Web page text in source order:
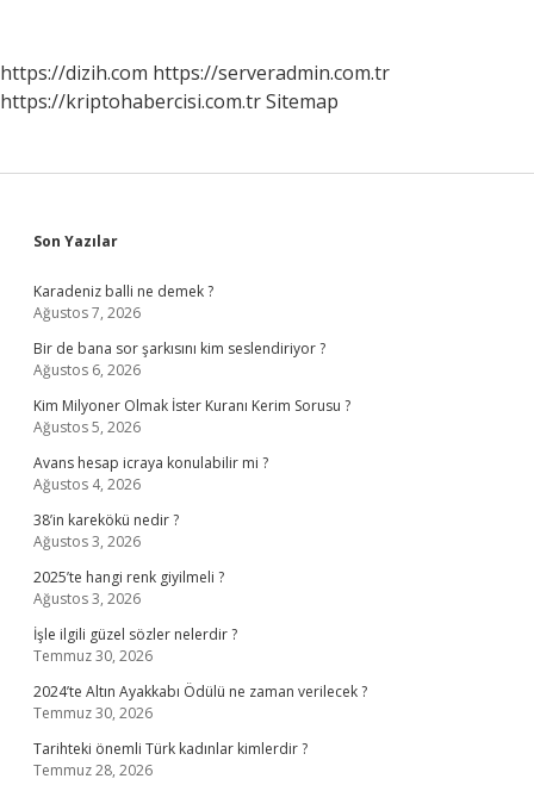
https://dizih.com https://serveradmin.com.tr
https://kriptohabercisi.com.trSitemap
Sidebar
Son Yazılar
Karadeniz balli ne demek ?
Ağustos 7, 2026
Bir de bana sor şarkısını kim seslendiriyor ?
Ağustos 6, 2026
Kim Milyoner Olmak İster Kuranı Kerim Sorusu ?
Ağustos 5, 2026
Avans hesap icraya konulabilir mi ?
Ağustos 4, 2026
38’in karekökü nedir ?
Ağustos 3, 2026
2025’te hangi renk giyilmeli ?
Ağustos 3, 2026
İşle ilgili güzel sözler nelerdir ?
Temmuz 30, 2026
2024’te Altın Ayakkabı Ödülü ne zaman verilecek ?
Temmuz 30, 2026
Tarihteki önemli Türk kadınlar kimlerdir ?
Temmuz 28, 2026